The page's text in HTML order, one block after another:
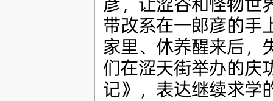
带改系在一郎彦的手
家里、休养醒来后，
们在涩天街举办的庆
记》，表达继续求学